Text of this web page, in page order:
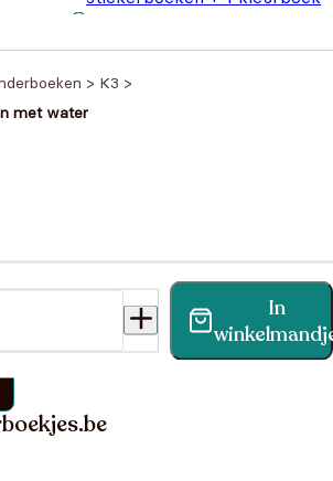
> K3 >
met water
In
antwoord op je vraag op onze